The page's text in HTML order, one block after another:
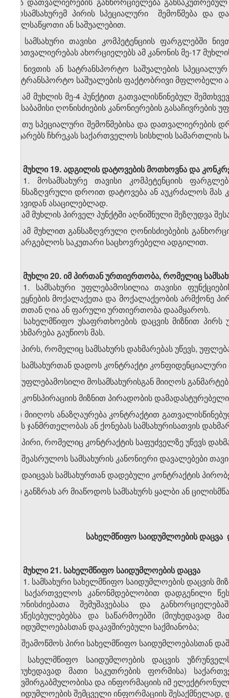
მოსამსახურემ პირის სპეციალური შემოწმება
ხელსაწყოთი ან საშუალებით.
5. სამსახური თავისი კომპეტენციის ფარგლებში
დათვალიერებას ახორციელებს ამ კანონის მე-17
6. ნივთის ან სატრანსპორტო საშუალების
სატრანსპორტო საშუალების ფაქტობრივი მფლობელი
7. ამ მუხლის მე-4 პუნქტით გათვალისწინებულ
შესაბამისი ღონისძიების კანონიერების გასაჩივრების
8. თუ სპეციალური შემოწმებისა და დათვალიერების
ატარებს ჩხრეკას საქართველოს სისხლის
მუხლი 19.ადგილის დატოვების მოთხოვნა და
1. მოსამსახურე თავისი კომპეტენციის
განსაზღვრული დროით დატოვება ან აუკრძალოს
თავიდან ასაცილებლად.
2. ამ მუხლის პირველ პუნქტში აღნიშნული შეზღუდვა
3. ამ მუხლით განსაზღვრული ღონისძიებების
ისარგებლოს საკუთარი საცხოვრებელი ადგილით.
მუხლი 20.იმ პირთან ურთიერთობა, რომელიც
1. სამსახური უფლებამოსილია თავისი
ქვეყნების მოქალაქეთა და მოქალაქეობის არმქონე
მათთან ღია ან ფარული ურთიერთობა დაამყაროს.
2. სახელმწიფო უსაფრთხოების დაცვის მიზნით
დახმარება გაუწიოს მას.
3. პირს, რომელიც სამსახურს დახმარებას უწევს,
ა) სამსახურთან დადოს კონტრაქტი
ბ) უფლებამოსილი მოსამსახურისგან მიიღოს
გ) კონსპირაციის მიზნით პირადობის
დ) მიიღოს ანაზღაურება კონტრაქტით
მის ჯანმრთელობას ან ქონებას სამსახურისათვის
4. პირი, რომელიც კონტრაქტის საფუძველზე უწევს
ა) შეასრულოს სამსახურის კანონიერი დავალებები
ბ) დაიცვას სამსახურთან დადებული კონტრაქტის
გ) განზრახ არ მიაწოდოს სამსახურს ყალბი ან
სახელმწიფო საიდუმლოების დაცვა
მუხლი 21. სახელმწიფო საიდუმლოების დაცვა
1. სამსახური სახელმწიფო საიდუმლოების დაცვის
ა) საქართველოს კანონმდებლობით დადგენილი
ღონისძიებათა შემუშავებასა და
დაწესებულებებსა და საწარმოებში
საიდუმლოებასთან დაკავშირებული საქმიანობა;
ბ) შეამოწმოს პირი სახელმწიფო საიდუმლოებასთან
გ) სახელმწიფო საიდუმლოების დაცვის
(მიუხედავად მათი საკუთრების ფორმისა)
კავშირგაბმულობისა და ინფორმაციის იმ
საიდუმლოების შემცველი ინფორმაციის შესაქმნელად,